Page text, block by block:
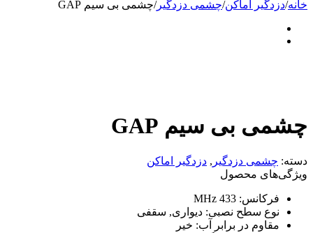
خانه/دزدگیر اماکن/چشمی دزدگیر/چشمی بی سیم GAP
چشمی بی سیم GAP
دسته: چشمی دزدگیر , دزدگیر اماکن
ویژگی‌های محصول
فرکانس: 433 MHz
نوع سطح نصبی: دیواری, سقفی
مقاوم در برابر آب: خیر